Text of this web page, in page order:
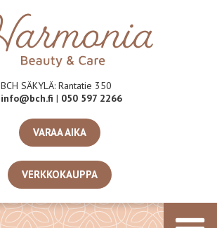
BCH SÄKYLÄ: Rantatie 350
info@bch.fi | 050 597 2266
VARAA AIKA
VERKKOKAUPPA